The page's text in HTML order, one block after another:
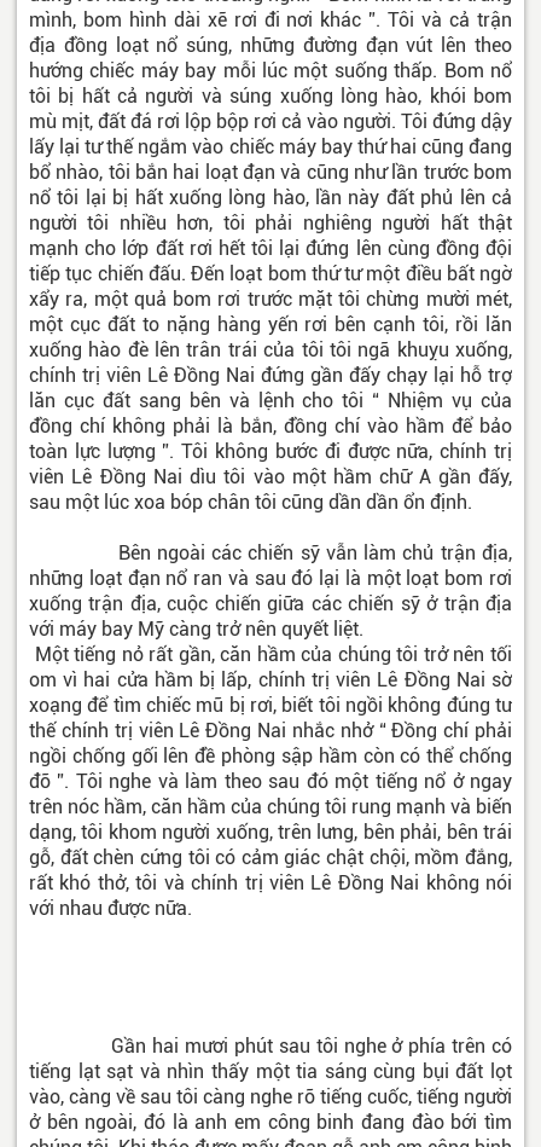
mình, bom hình dài xẽ rơi đi nơi khác ”. Tôi và cả trận
địa đồng loạt nổ súng, những đường đạn vút lên theo
hướng chiếc máy bay mỗi lúc một suống thấp. Bom nổ
tôi bị hất cả người và súng xuống lòng hào, khói bom
mù mịt, đất đá rơi lộp bộp rơi cả vào người. Tôi đứng dậy
lấy lại tư thế ngắm vào chiếc máy bay thứ hai cũng đang
bổ nhào, tôi bắn hai loạt đạn và cũng như lần trước bom
nổ tôi lại bị hất xuống lòng hào, lần này đất phủ lên cả
người tôi nhiều hơn, tôi phải nghiêng người hất thật
mạnh cho lớp đất rơi hết tôi lại đứng lên cùng đồng đội
tiếp tục chiến đấu. Đến loạt bom thứ tư một điều bất ngờ
xẩy ra, một quả bom rơi trước mặt tôi chừng mười mét,
một cục đất to nặng hàng yến rơi bên cạnh tôi, rồi lăn
xuống hào đè lên trân trái của tôi tôi ngã khuỵu xuống,
chính trị viên Lê Đồng Nai đứng gần đấy chạy lại hỗ trợ
lăn cục đất sang bên và lệnh cho tôi “ Nhiệm vụ của
đồng chí không phải là bắn, đồng chí vào hầm để bảo
toàn lực lượng ”. Tôi không bước đi được nữa, chính trị
viên Lê Đồng Nai dìu tôi vào một hầm chữ A gần đấy,
sau một lúc xoa bóp chân tôi cũng dần dần ổn định.
Bên ngoài các chiến sỹ vẫn làm chủ trận địa,
những loạt đạn nổ ran và sau đó lại là một loạt bom rơi
xuống trận địa, cuộc chiến giữa các chiến sỹ ở trận địa
với máy bay Mỹ càng trở nên quyết liệt.
Một tiếng nỏ rất gần, căn hầm của chúng tôi trở nên tối
om vì hai cửa hầm bị lấp, chính trị viên Lê Đồng Nai sờ
xoạng để tìm chiếc mũ bị rơi, biết tôi ngồi không đúng tư
thế chính trị viên Lê Đồng Nai nhắc nhở “ Đồng chí phải
ngồi chống gối lên đề phòng sập hầm còn có thể chống
đỡ ”. Tôi nghe và làm theo sau đó một tiếng nổ ở ngay
trên nóc hầm, căn hầm của chúng tôi rung mạnh và biến
dạng, tôi khom người xuống, trên lưng, bên phải, bên trái
gỗ, đất chèn cứng tôi có cảm giác chật chội, mồm đắng,
rất khó thở, tôi và chính trị viên Lê Đồng Nai không nói
với nhau được nữa.
Gần hai mươi phút sau tôi nghe ở phía trên có
tiếng lạt sạt và nhìn thấy một tia sáng cùng bụi đất lọt
vào, càng về sau tôi càng nghe rõ tiếng cuốc, tiếng người
ở bên ngoài, đó là anh em công binh đang đào bới tìm